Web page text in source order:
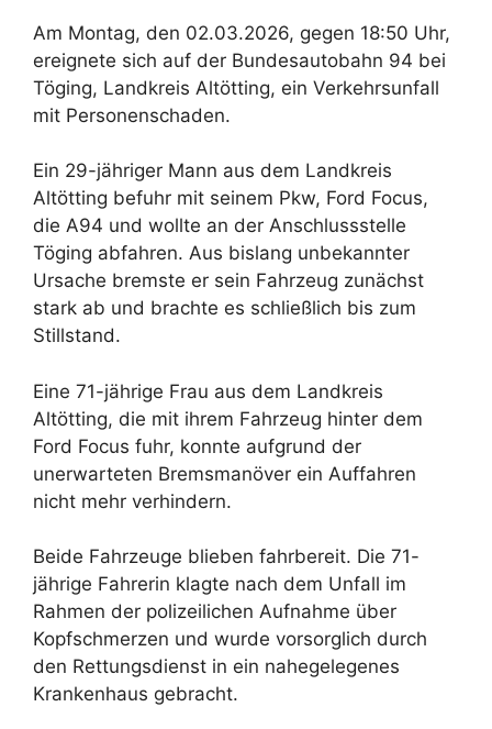
Am Montag, den 02.03.2026, gegen 18:50 Uhr,
ereignete sich auf der Bundesautobahn 94 bei
Töging, Landkreis Altötting, ein Verkehrsunfall
mit Personenschaden.
Ein 29-jähriger Mann aus dem Landkreis
Altötting befuhr mit seinem Pkw, Ford Focus,
die A94 und wollte an der Anschlussstelle
Töging abfahren. Aus bislang unbekannter
Ursache bremste er sein Fahrzeug zunächst
stark ab und brachte es schließlich bis zum
Stillstand.
Eine 71-jährige Frau aus dem Landkreis
Altötting, die mit ihrem Fahrzeug hinter dem
Ford Focus fuhr, konnte aufgrund der
unerwarteten Bremsmanöver ein Auffahren
nicht mehr verhindern.
Beide Fahrzeuge blieben fahrbereit. Die 71-
jährige Fahrerin klagte nach dem Unfall im
Rahmen der polizeilichen Aufnahme über
Kopfschmerzen und wurde vorsorglich durch
den Rettungsdienst in ein nahegelegenes
Krankenhaus gebracht.